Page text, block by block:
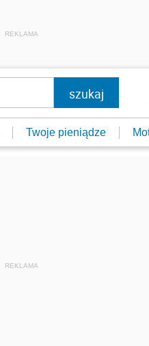
REKLAMA
Twoje pieniądze